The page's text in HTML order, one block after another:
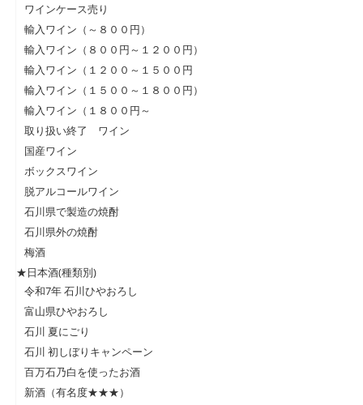
ワインケース売り
輸入ワイン（～８００円）
輸入ワイン（８００円～１２００円）
輸入ワイン（１２００～１５００円
輸入ワイン（１５００～１８００円）
輸入ワイン（１８００円～
取り扱い終了 ワイン
国産ワイン
ボックスワイン
脱アルコールワイン
石川県で製造の焼酎
石川県外の焼酎
梅酒
★日本酒(種類別)
令和7年 石川ひやおろし
富山県ひやおろし
石川 夏にごり
石川 初しぼりキャンペーン
百万石乃白を使ったお酒
新酒（有名度★★★）